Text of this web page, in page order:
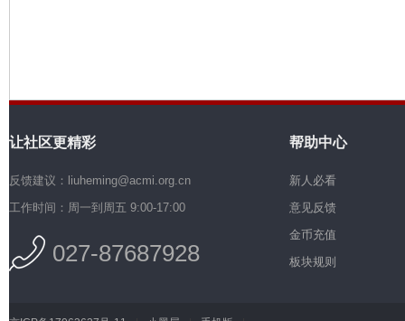
硅
让社区更精彩
反馈建议：liuheming@acmi.org.cn
工作时间：周一到周五 9:00-17:00
027-87687928
帮助中心
新人必看
意见反馈
金币充值
板块规则